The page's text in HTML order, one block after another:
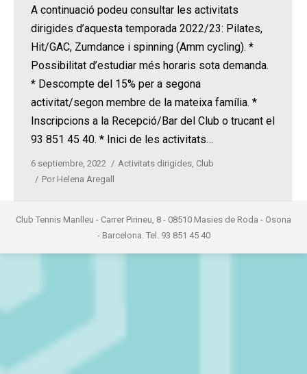
CONTACTE
A continuació podeu consultar les activitats
dirigides d’aquesta temporada 2022/23: Pilates,
Hit/GAC, Zumdance i spinning (Amm cycling). *
Possibilitat d’estudiar més horaris sota demanda.
* Descompte del 15% per a segona
activitat/segon membre de la mateixa família. *
Inscripcions a la Recepció/Bar del Club o trucant el
93 851 45 40. * Inici de les activitats…
6 septiembre, 2022 Activitats dirigides, Club
Por Helena Aregall
Club Tennis Manlleu - Carrer Pirineu, 8 - 08510 Masies de Roda - Osona
- Barcelona. Tel. 93 851 45 40